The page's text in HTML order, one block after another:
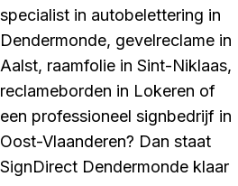
specialist in autobelettering in
Dendermonde, gevelreclame in
Aalst, raamfolie in Sint-Niklaas,
reclameborden in Lokeren of
een professioneel signbedrijf in
Oost-Vlaanderen? Dan staat
SignDirect Dendermonde klaar